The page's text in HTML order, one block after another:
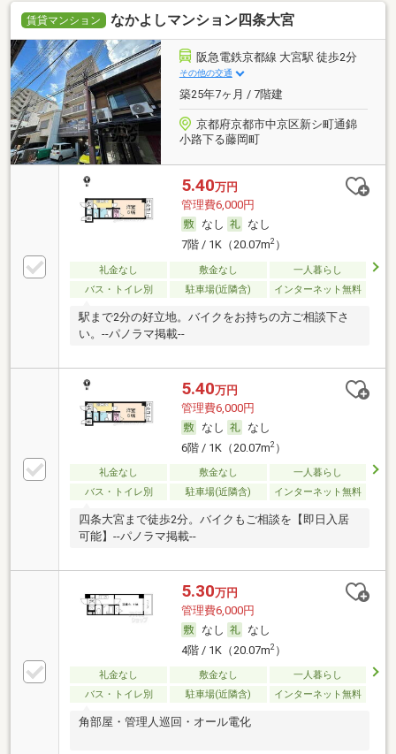
賃貸マンション なかよしマンション四条大宮
阪急電鉄京都線 大宮駅 徒歩2分
その他の交通
築25年7ヶ月 / 7階建
京都府京都市中京区新シ町通錦
小路下る藤岡町
5.40万円
管理費6,000円
なし
なし
7階 / 1K（20.07m2）
礼金なし 敷金なし
一人暮らし
バス・トイレ別
駐車場(近隣含) インターネット無料
駅まで2分の好立地。バイクをお持ちの方ご相談下さ
い。--パノラマ掲載--
5.40万円
管理費6,000円
なし
なし
6階 / 1K（20.07m2）
礼金なし 敷金なし
一人暮らし
バス・トイレ別
駐車場(近隣含) インターネット無料
四条大宮まで徒歩2分。バイクもご相談を【即日入居
可能】--パノラマ掲載--
5.30万円
管理費6,000円
なし
なし
4階 / 1K（20.07m2）
礼金なし 敷金なし
一人暮らし
バス・トイレ別
駐車場(近隣含) インターネット無料
角部屋・管理人巡回・オール電化